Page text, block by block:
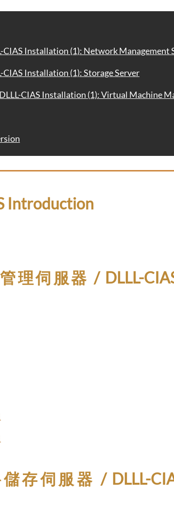
Installation (1): Network Management
Installation (1): Storage Server
CIAS Installation (1): Virtual Machine
Introduction
理伺服器 / DLLL-
存伺服器 / DLLL-